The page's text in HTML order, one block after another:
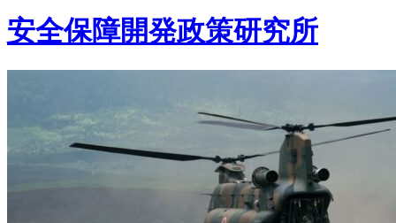
安全保障開発政策研究所